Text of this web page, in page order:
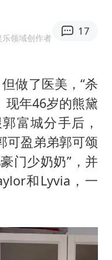
日出坠崖1死1伤
唐田赛前发布会上引用《孙子兵法》
台当局重金为“台独”织“皇帝新衣”
郑丽文：台湾从来没有“独立”过
商场现钱学森巨幅海报 负责人回应
席赛宋蓬逝世
泰国初中生饮弹自尽前开了26枪
乐领域创作者
17
做了医美，“杀
现年46岁的熊黛
富城分手后，
可盈弟弟郭可颂
门少奶奶”，并
和Lyvia，一